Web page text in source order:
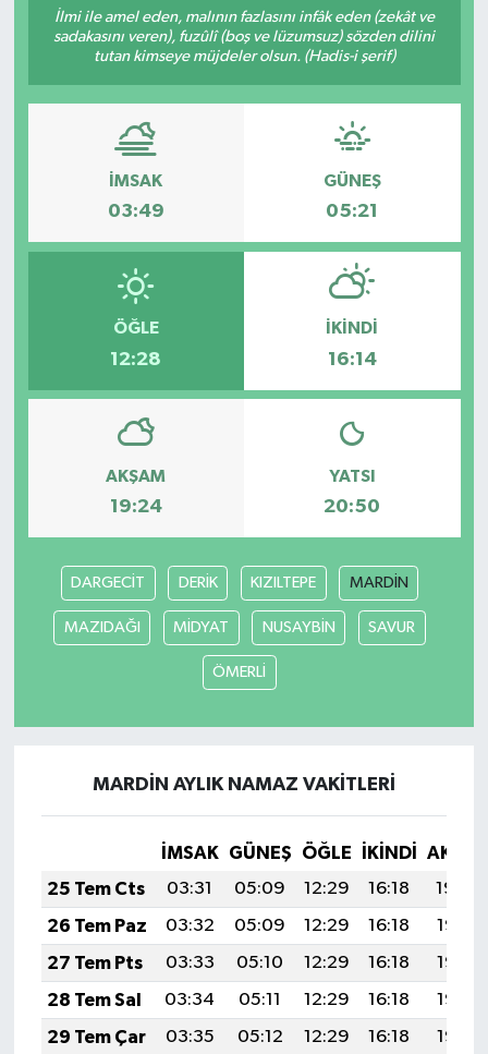
İlmi ile amel eden, malının fazlasını infâk eden (zekât ve
sadakasını veren), fuzûlî (boş ve lüzumsuz) sözden dilini
tutan kimseye müjdeler olsun. (Hadis-i şerif)
İMSAK
03:49
GÜNEŞ
05:21
ÖĞLE
12:28
İKINDI
16:14
AKŞAM
19:24
YATSI
20:50
DARGECİT DERİK KIZILTEPE MARDİN
MAZIDAĞI MİDYAT NUSAYBİN SAVUR
ÖMERLİ
MARDİN AYLIK NAMAZ VAKITLERI
İMSAK GÜNEŞ ÖĞLE İKINDI
25 Tem Cts
03:31 05:09 12:29 16:18
19:39
26 Tem Paz
03:32 05:09 12:29 16:18
19:38
27 Tem Pts
03:33 05:10 12:29 16:18
19:37
28 Tem Sal
03:34 05:11 12:29 16:18
19:36
29 Tem Çar
03:35 05:12 12:29 16:18
19:35